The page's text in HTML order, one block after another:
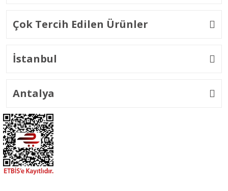
Çok Tercih Edilen Ürünler
İstanbul
Antalya